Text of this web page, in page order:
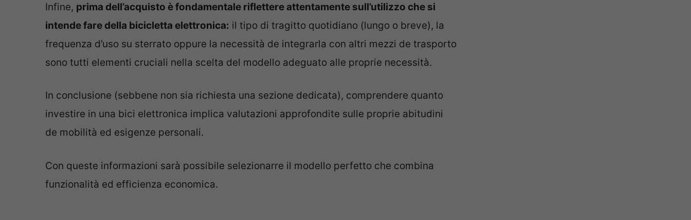
Infine, prima dell’acquisto è fondamentale riflettere attentamente sull’utilizzo che si
intende fare della bicicletta elettronica: il tipo di tragitto quotidiano (lungo o breve), la
frequenza d’uso su sterrato oppure la necessità de integrarla con altri mezzi de trasporto
sono tutti elementi cruciali nella scelta del modello adeguato alle proprie necessità.
In conclusione (sebbene non sia richiesta una sezione dedicata), comprendere quanto
investire in una bici elettronica implica valutazioni approfondite sulle proprie abitudini
de mobilità ed esigenze personali.
Con queste informazioni sarà possibile selezionarre il modello perfetto che combina
funzionalità ed efficienza economica.